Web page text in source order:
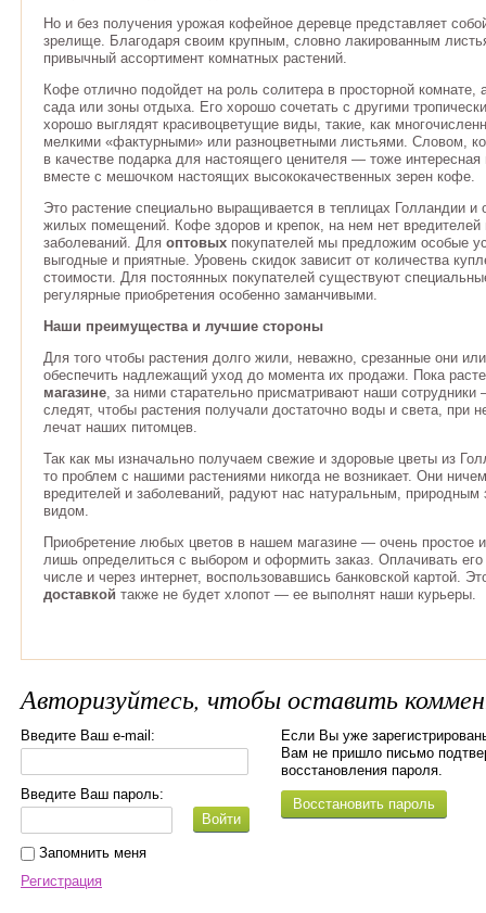
Но и без получения урожая кофейное деревце представляет
зрелище. Благодаря своим крупным, словно лакированным
привычный ассортимент комнатных растений.
Кофе отлично подойдет на роль солитера в просторной комнате,
сада или зоны отдыха. Его хорошо сочетать с другими
хорошо выглядят красивоцветущие виды, такие, как
мелкими «фактурными» или разноцветными листьями. Словом,
в качестве подарка для настоящего ценителя — тоже
вместе с мешочком настоящих высококачественных зерен кофе.
Это растение специально выращивается в теплицах Голландии
жилых помещений. Кофе здоров и крепок, на нем нет вредителей
заболеваний. Для оптовых покупателей мы предложим особые
выгодные и приятные. Уровень скидок зависит от количества
стоимости. Для постоянных покупателей существуют
регулярные приобретения особенно заманчивыми.
Наши преимущества и лучшие стороны
Для того чтобы растения долго жили, неважно, срезанные они
обеспечить надлежащий уход до момента их продажи. Пока
магазине, за ними старательно присматривают наши
следят, чтобы растения получали достаточно воды и света, при
лечат наших питомцев.
Так как мы изначально получаем свежие и здоровые цветы из
то проблем с нашими растениями никогда не возникает. Они
вредителей и заболеваний, радуют нас натуральным,
видом.
Приобретение любых цветов в нашем магазине — очень простое
лишь определиться с выбором и оформить заказ. Оплачивать
числе и через интернет, воспользовавшись банковской картой.
доставкой также не будет хлопот — ее выполнят наши курьеры.
Авторизуйтесь, чтобы оставить
Введите Ваш e-mail:
Введите Ваш пароль:
Войти
Запомнить меня
Регистрация
Если Вы уже
Вам не пришло письмо
восстановления пароля.
Восстановить пароль